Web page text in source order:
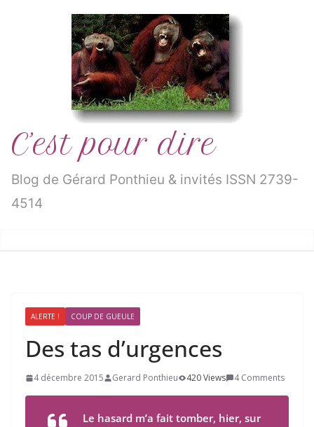
C’est pour dire
Blog de Gérard Ponthieu & invités ISSN 2739-
4514
ALERTE ! COUP DE GUEULE
Des tas d’urgences
4 décembre 2015 Gerard Ponthieu 420 Views 4 Comments
Le hasard m’a fait tomber, hier, sur